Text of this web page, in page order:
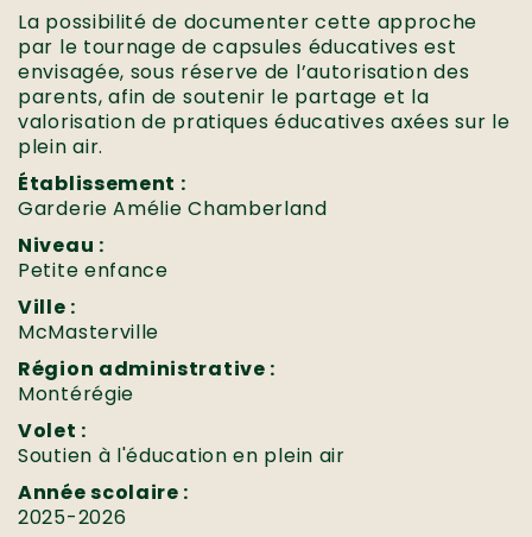
La possibilité de documenter cette approche
par le tournage de capsules éducatives est
envisagée, sous réserve de l’autorisation des
parents, afin de soutenir le partage et la
valorisation de pratiques éducatives axées sur le
plein air.
Établissement :
Garderie Amélie Chamberland
Niveau :
Petite enfance
Ville :
McMasterville
Région administrative :
Montérégie
Volet :
Soutien à l'éducation en plein air
Année scolaire :
2025-2026